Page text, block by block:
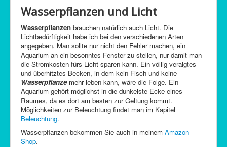
Wasserpflanzen und Licht
Wasserpflanzen brauchen natürlich auch Licht. Die
Lichtbedürftigkeit habe ich bei den verschiedenen Arten
angegeben. Man sollte nur nicht den Fehler machen, ein
Aquarium an ein besonntes Fenster zu stellen, nur damit man
die Stromkosten fürs Licht sparen kann. Ein völlig veralgtes
und überhitztes Becken, in dem kein Fisch und keine
Wasserpflanzemehr leben kann, wäre die Folge. Ein
Aquarium gehört möglichst in die dunkelste Ecke eines
Raumes, da es dort am besten zur Geltung kommt.
Möglichkeiten zur Beleuchtung findet man im Kapitel
Beleuchtung.
Wasserpflanzen bekommen Sie auch in meinem Amazon-
Shop.